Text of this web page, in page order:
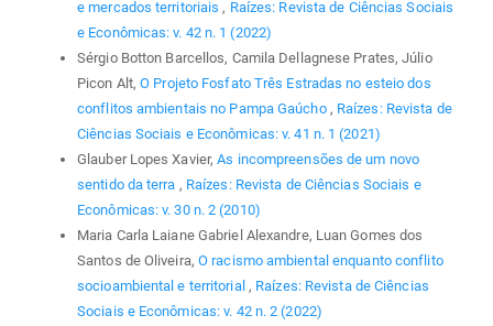
e mercados territoriais , Raízes: Revista de Ciências Sociais
e Econômicas: v. 42 n. 1 (2022)
Sérgio Botton Barcellos, Camila Dellagnese Prates, Júlio
Picon Alt,O Projeto Fosfato Três Estradas no esteio dos
conflitos ambientais no Pampa Gaúcho , Raízes: Revista de
Ciências Sociais e Econômicas: v. 41 n. 1 (2021)
Glauber Lopes Xavier,As incompreensões de um novo
sentido da terra , Raízes: Revista de Ciências Sociais e
Econômicas: v. 30 n. 2 (2010)
Maria Carla Laiane Gabriel Alexandre, Luan Gomes dos
Santos de Oliveira, O racismo ambiental enquanto conflito
socioambiental e territorial , Raízes: Revista de Ciências
Sociais e Econômicas: v. 42 n. 2 (2022)